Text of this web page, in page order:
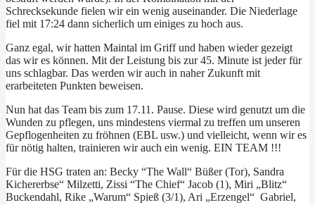
Schrecksekunde fielen wir ein wenig auseinander. Die Niederlage
fiel mit 17:24 dann sicherlich um einiges zu hoch aus.
Ganz egal, wir hatten Maintal im Griff und haben wieder gezeigt
das wir es können. Mit der Leistung bis zur 45. Minute ist jeder für
uns schlagbar. Das werden wir auch in naher Zukunft mit
erarbeiteten Punkten beweisen.
Nun hat das Team bis zum 17.11. Pause. Diese wird genutzt um die
Wunden zu pflegen, uns mindestens viermal zu treffen um unseren
Gepflogenheiten zu fröhnen (EBL usw.) und vielleicht, wenn wir es
für nötig halten, trainieren wir auch ein wenig. EIN TEAM !!!
Für die HSG traten an: Becky “The Wall“ Büßer (Tor), Sandra
Kichererbse“ Milzetti, Zissi “The Chief“ Jacob (1), Miri „Blitz“
Buckendahl, Rike „Warum“ Spieß (3/1), Ari „Erzengel“ Gabriel,